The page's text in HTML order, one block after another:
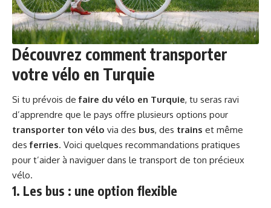
Découvrez comment transporter
votre vélo en Turquie
Si tu prévois defaire du vélo en Turquie, tu seras ravi
d’apprendre que le pays offre plusieurs options pour
transporter ton vélo via des bus, des trains et même
desferries. Voici quelques recommandations pratiques
pour t’aider à naviguer dans le transport de ton précieux
vélo.
1. Les bus : une option flexible